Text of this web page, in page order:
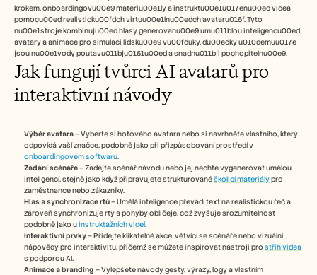
krokem, onboardingovu00e9 materiu00e1ly a instruktu00e1u017enu00ed videa
pomocu00ed realisticku00fdch virtuu00e1lnu00edch avataru016f. Tyto
nu00e1stroje kombinuju00ed hlasy generovanu00e9 umu011blou inteligencu00ed,
avatary a animace pro simulaci lidsku00e9 vu00fduky, du00edky u010demuu017e
jsou nu00e1vody poutavu011bju0161u00ed a snadnu011bji pochopitelnu00e9.
Jak fungují tvůrci AI avatarů pro
interaktivní návody
Výběr avatara – Vyberte si hotového avatara nebo si navrhněte vlastního, který
onboardingovém softwaru.
Zadání scénáře – Zadejte scénář návodu nebo jej nechte vygenerovat umělou
inteligencí, stejně jako když připravujete strukturované školicí materiály pro
zaměstnance nebo zákazníky.
Hlas a synchronizace rtů – Umělá inteligence převádí text na realistickou řeč a
zároveň synchronizuje rty a pohyby obličeje, což zvyšuje srozumitelnost
podobně jako u instruktážních videí.
Interaktivní prvky – Přidejte klikatelné akce, větvící se scénáře nebo vizuální
nápovědy pro interaktivitu, přičemž se můžete inspirovat nástroji pro střih videa
s podporou AI.
Animace a branding – Vylepšete návody gesty, výrazy, logy a vlastním
Help Center
Pricing
Start Free Trial